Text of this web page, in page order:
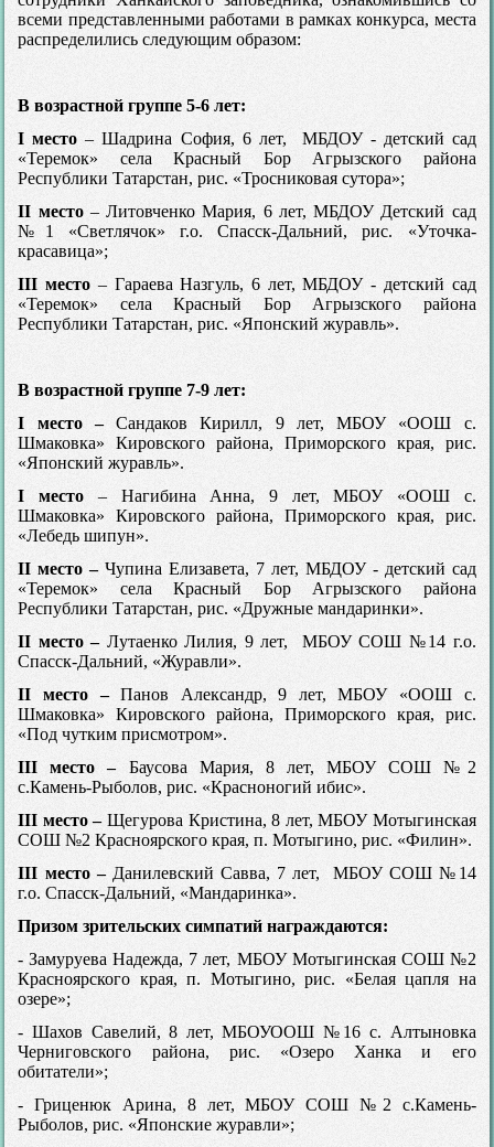
всеми представленными работами в рамках конкурса, места
распределились следующим образом:
В возрастной группе 5-6 лет:
I место – Шадрина София, 6 лет, МБДОУ - детский сад
«Теремок» села Красный Бор Агрызского района
Республики Татарстан, рис. «Тросниковая сутора»;
II место– Литовченко Мария, 6 лет, МБДОУ Детский сад
№1 «Светлячок» г.о. Спасск-Дальний, рис. «Уточка-
красавица»;
III место – Гараева Назгуль, 6 лет, МБДОУ - детский сад
«Теремок» села Красный Бор Агрызского района
Республики Татарстан, рис. «Японский журавль».
В возрастной группе 7-9 лет:
I место –Сандаков Кирилл, 9 лет, МБОУ «ООШ с.
Шмаковка» Кировского района, Приморского края, рис.
«Японский журавль».
I место – Нагибина Анна, 9 лет, МБОУ «ООШ с.
Шмаковка» Кировского района, Приморского края, рис.
«Лебедь шипун».
II место –Чупина Елизавета, 7 лет, МБДОУ - детский сад
«Теремок» села Красный Бор Агрызского района
Республики Татарстан, рис. «Дружные мандаринки».
II место – Лутаенко Лилия, 9 лет, МБОУ СОШ №14 г.о.
Спасск-Дальний, «Журавли».
II место –Панов Александр, 9 лет, МБОУ «ООШ с.
Шмаковка» Кировского района, Приморского края, рис.
«Под чутким присмотром».
III место – Баусова Мария, 8 лет, МБОУ СОШ №2
с.Камень-Рыболов, рис. «Красноногий ибис».
III место –Щегурова Кристина, 8 лет, МБОУ Мотыгинская
СОШ №2 Красноярского края, п. Мотыгино, рис. «Филин».
III место – Данилевский Савва, 7 лет, МБОУ СОШ №14
г.о. Спасск-Дальний, «Мандаринка».
Призом зрительских симпатий награждаются:
- Замуруева Надежда, 7 лет, МБОУ Мотыгинская СОШ №2
Красноярского края, п. Мотыгино, рис. «Белая цапля на
озере»;
- Шахов Савелий, 8 лет, МБОУООШ №16 с. Алтыновка
Черниговского района, рис. «Озеро Ханка и его
обитатели»;
- Гриценюк Арина, 8 лет, МБОУ СОШ №2 с.Камень-
Рыболов, рис. «Японские журавли»;